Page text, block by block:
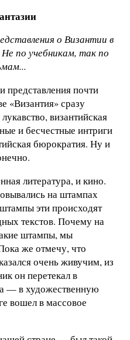
о Византии в
по учебникам, так по
почти
«Византия» сразу
византийская
и бесчестные интриги
бюрократия. Ну и
литература, и кино.
на штампах
эти происходят
текстов. Почему на
штампы, мы
же отмечу, что
очень живучим, из
он перетекал в
— в художественную
вошел в массовое